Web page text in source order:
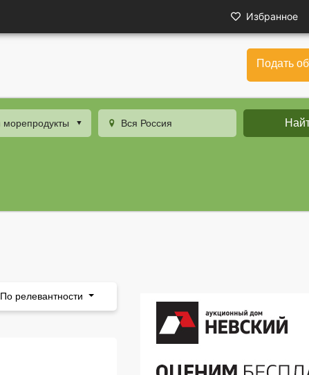
Избранное
Подать
Вся Россия
По релевантности